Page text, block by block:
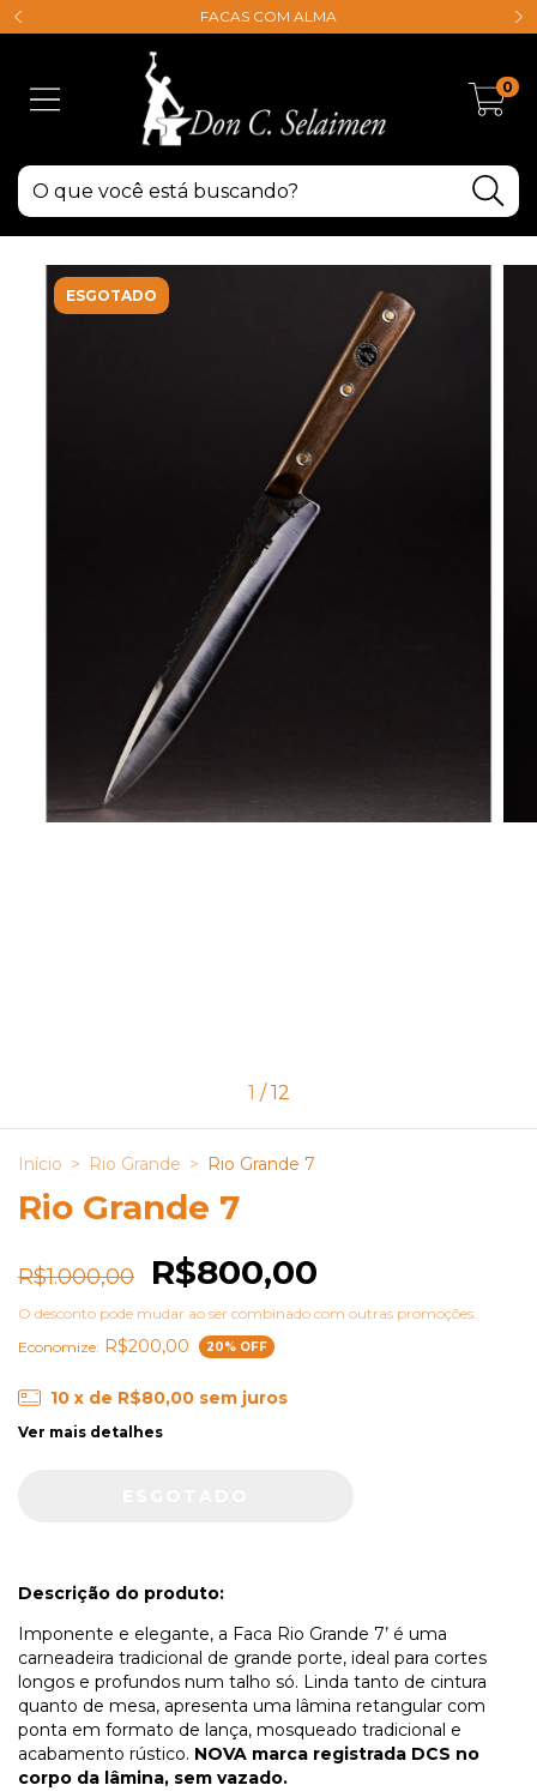
FACAS COM ALMA
0
ESGOTADO
1 /12
Início > Rio Grande > Rio Grande 7
Rio Grande 7
R$1.000,00 R$800,00
O desconto pode mudar ao ser combinado com outras promoções.
Economize: R$200,00 20% OFF
10 x de R$80,00 sem juros
Ver mais detalhes
Descrição do produto:
Imponente e elegante, a Faca Rio Grande 7’ é uma
carneadeira tradicional de grande porte, ideal para cortes
longos e profundos num talho só. Linda tanto de cintura
quanto de mesa, apresenta uma lâmina retangular com
ponta em formato de lança, mosqueado tradicional e
acabamento rústico. NOVA marca registrada DCS no
corpo da lâmina, sem vazado.